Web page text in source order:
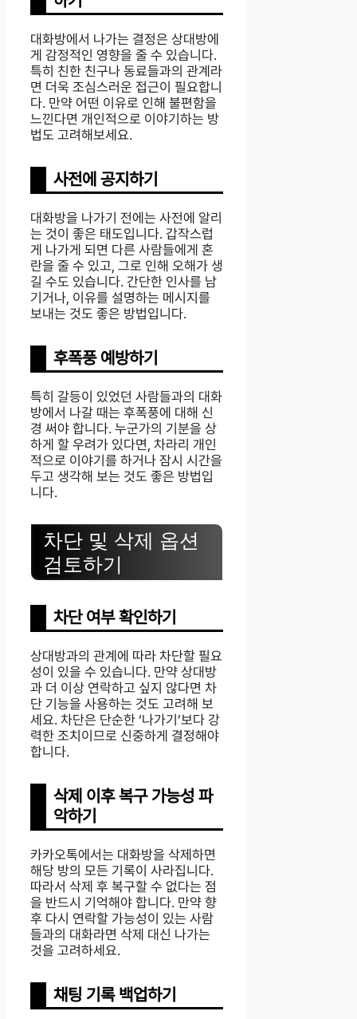
대화방에서 나가는 결정은 상대방에
게 감정적인 영향을 줄 수 있습니다.
특히 친한 친구나 동료들과의 관계라
면 더욱 조심스러운 접근이 필요합니
다. 만약 어떤 이유로 인해 불편함을
느낀다면 개인적으로 이야기하는 방
법도 고려해보세요.
사전에 공지하기
대화방을 나가기 전에는 사전에 알리
는 것이 좋은 태도입니다. 갑작스럽
게 나가게 되면 다른 사람들에게 혼
란을 줄 수 있고, 그로 인해 오해가 생
길 수도 있습니다. 간단한 인사를 남
기거나, 이유를 설명하는 메시지를
보내는 것도 좋은 방법입니다.
후폭풍 예방하기
특히 갈등이 있었던 사람들과의 대화
방에서 나갈 때는 후폭풍에 대해 신
경 써야 합니다. 누군가의 기분을 상
하게 할 우려가 있다면, 차라리 개인
적으로 이야기를 하거나 잠시 시간을
두고 생각해 보는 것도 좋은 방법입
니다.
차단 및 삭제 옵션
검토하기
차단 여부 확인하기
상대방과의 관계에 따라 차단할 필요
성이 있을 수 있습니다. 만약 상대방
과 더 이상 연락하고 싶지 않다면 차
단 기능을 사용하는 것도 고려해 보
세요. 차단은 단순한 ‘나가기’보다 강
력한 조치이므로 신중하게 결정해야
합니다.
삭제 이후 복구 가능성 파
악하기
카카오톡에서는 대화방을 삭제하면
해당 방의 모든 기록이 사라집니다.
따라서 삭제 후 복구할 수 없다는 점
을 반드시 기억해야 합니다. 만약 향
후 다시 연락할 가능성이 있는 사람
들과의 대화라면 삭제 대신 나가는
것을 고려하세요.
채팅 기록 백업하기